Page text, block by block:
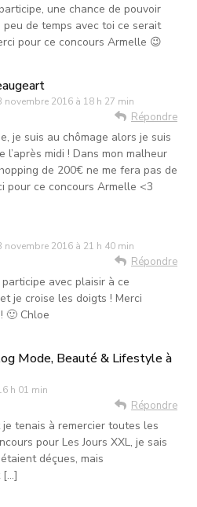
une chance de pouvoir
peu de temps avec toi ce serait
pour ce concours Armelle 😉
novembre 2016 à 18 h 27 min
Répondre
je suis au chômage alors je suis
l’après midi ! Dans mon malheur
de 200€ ne me fera pas de
pour ce concours Armelle <3
novembre 2016 à 21 h 40 min
Répondre
participe avec plaisir à ce
je croise les doigts ! Merci
🙂 Chloe
Mode, Beauté & Lifestyle à
h 01 min
Répondre
tenais à remercier toutes les
pour Les Jours XXL, je sais
déçues, mais
[…]